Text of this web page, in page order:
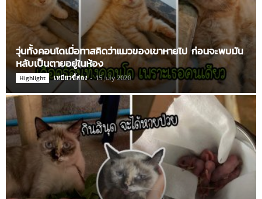
วุ่นทั้งคอนโดเมื่อทาสคิดว่าแมวของเขาหายไป ก่อนจะพบมัน
หลับเป็นตายอยู่ในห้อง
Highlight เหมียวขี้ส่อง - 15 July 2020